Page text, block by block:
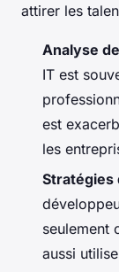
attirer les
Analyse
IT est
est
les
Stratégies
seulement
aussi